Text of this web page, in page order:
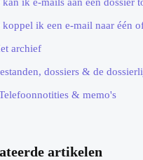
koppel ik een e-mail naar één
archief
dossiers & de
& memo's
artikelen